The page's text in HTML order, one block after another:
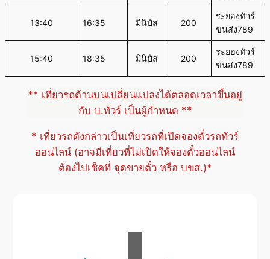
13:40 16:35 มินิบัส 200
ระยองทัวร์
ขนส่ง789
15:40 18:35 มินิบัส 200
ระยองทัวร์
ขนส่ง789
** เที่ยวรถด้านบนเปลี่ยนแปลงได้ตลอดเวลาขึ้นอยู่
กับ บ.ทัวร์ เป็นผู้กำหนด **
* เที่ยวรถดังกล่าวเป็นเที่ยวรถที่เปิดจองตั๋วรถทัวร์
ออนไลน์ (อาจมีเที่ยวที่ไม่เปิดให้จองตั๋วออนไลน์
ต้องไปเช็คที่ จุดขายตั๋ว หรือ บขส.)*